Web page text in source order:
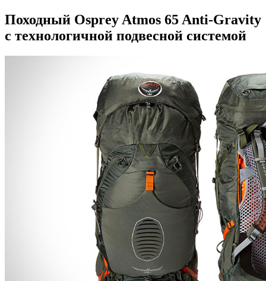
Походный Osprey Atmos 65 Anti-Gravity
с технологичной подвесной системой